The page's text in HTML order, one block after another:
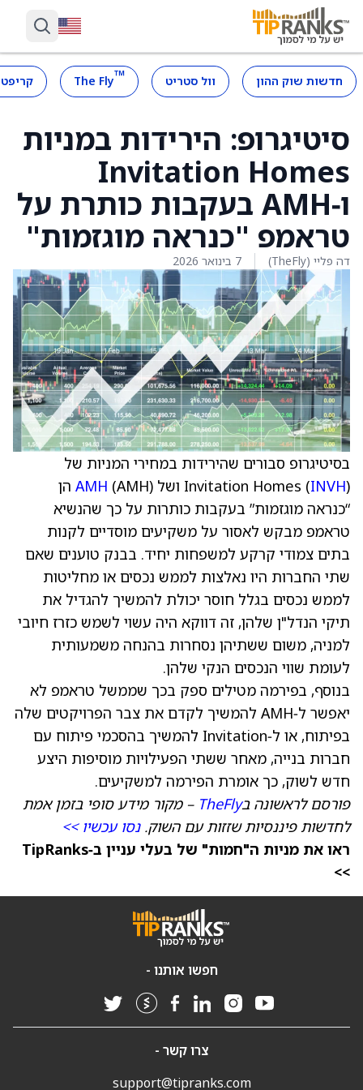
חדשות שוק ההון וול סטריט ™
The Fly
סיטיגרופ: הירידות במניות
Invitation Homes
ו‑AMH בעקבות כותרת על
טראמפ "כנראה מוגזמות"
דה פליי (TheFly) 7 בינואר 2026
בסיטיגרופ סבורים שהירידות במחירי המניות של
Invitation Homes (INVH) ושל AMH (AMH) הן
“כנראה מוגזמות” בעקבות כותרות על כך שהנשיא
טראמפ מבקש לאסור על משקיעים מוסדיים לקנות
בתים צמודי קרקע למשפחות יחיד. בבנק טוענים שאם
שתי החברות היו נאלצות לממש נכסים או מחליטות
לממש נכסים בגלל חוסר יכולת להמשיך להגדיל את
תיקי הנדל"ן שלהן, זה דווקא היה עשוי לשמש כזרז חיובי
למניה, משום ששתיהן נסחרות בהנחה משמעותית
לעומת שווי הנכסים הנקי שלהן.
בנוסף, בפירמה מטילים ספק בכך שממשל טראמפ לא
יאפשר ל‑AMH להמשיך לקדם את צבר הפרויקטים שלה
בפיתוח, או ל‑Invitation להמשיך בהסכמי פיתוח עם
חברות בנייה, מאחר ששתי הפעילויות מוסיפות היצע
חדש לשוק, כך אומרת הפירמה למשקיעים.
פורסם לראשונה בTheFly – מקור מידע סופי בזמן אמת
לחדשות פיננסיות שזזות עם השוק.נסו עכשיו >>
ראו את מניות ה"חמות" של בעלי עניין ב‑TipRanks
>>
חפשו אותנו -
צרו קשר -
support@tipranks.com